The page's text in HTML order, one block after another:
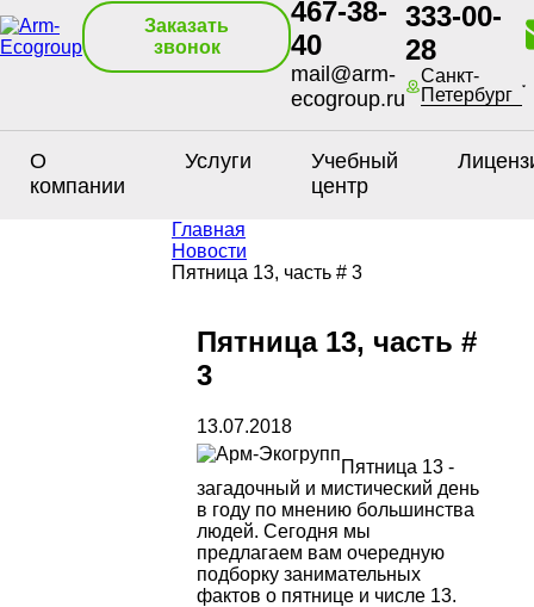
Заказать
звонок
467-38-
40
mail@arm-
ecogroup.ru
333-00-
28
Санкт-
Петербург
О
компании
Услуги
Учебный
центр
Главная
Новости
Пятница 13, часть # 3
Пятница 13, часть #
3
13.07.2018
Пятница 13 -
загадочный и мистический день
в году по мнению большинства
людей. Сегодня мы
предлагаем вам очередную
подборку занимательных
фактов о пятнице и числе 13.